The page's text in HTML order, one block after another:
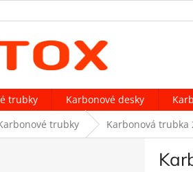
trubky Karbonové desky
trubky Karbonová trubka